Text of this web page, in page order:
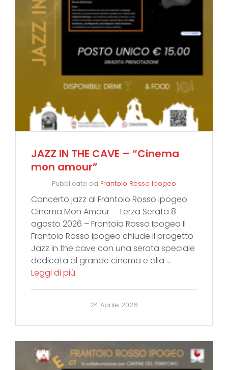
JAZZ IN THE CAVE – “Cinema
mon amour”
Pubblicato da Frantoio Rosso Ipogeo
Concerto jazz al Frantoio Rosso Ipogeo
Cinema Mon Amour – Terza Serata 8
agosto 2026 – Frantoio Rosso Ipogeo Il
Frantoio Rosso Ipogeo chiude il progetto
Jazz in the cave con una serata speciale
dedicata al grande cinema e alla …
Leggi di più
24 Aprile 2026